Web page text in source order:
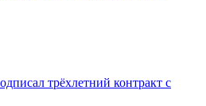
трёхлетний контракт с